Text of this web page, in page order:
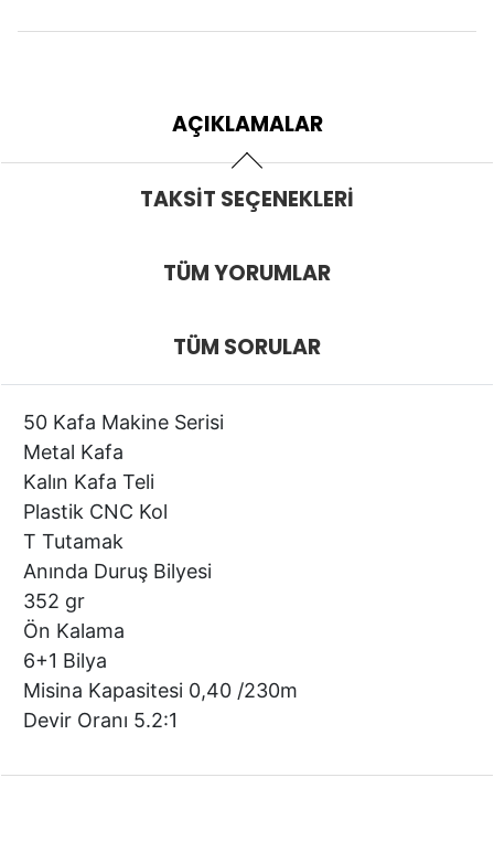
AÇIKLAMALAR
TAKSIT SEÇENEKLERI
TÜM YORUMLAR
TÜM SORULAR
50 Kafa Makine Serisi
Metal Kafa
Kalın Kafa Teli
Plastik CNC Kol
T Tutamak
Anında Duruş Bilyesi
352 gr
Ön Kalama
6+1 Bilya
Misina Kapasitesi 0,40 /230m
Devir Oranı 5.2:1